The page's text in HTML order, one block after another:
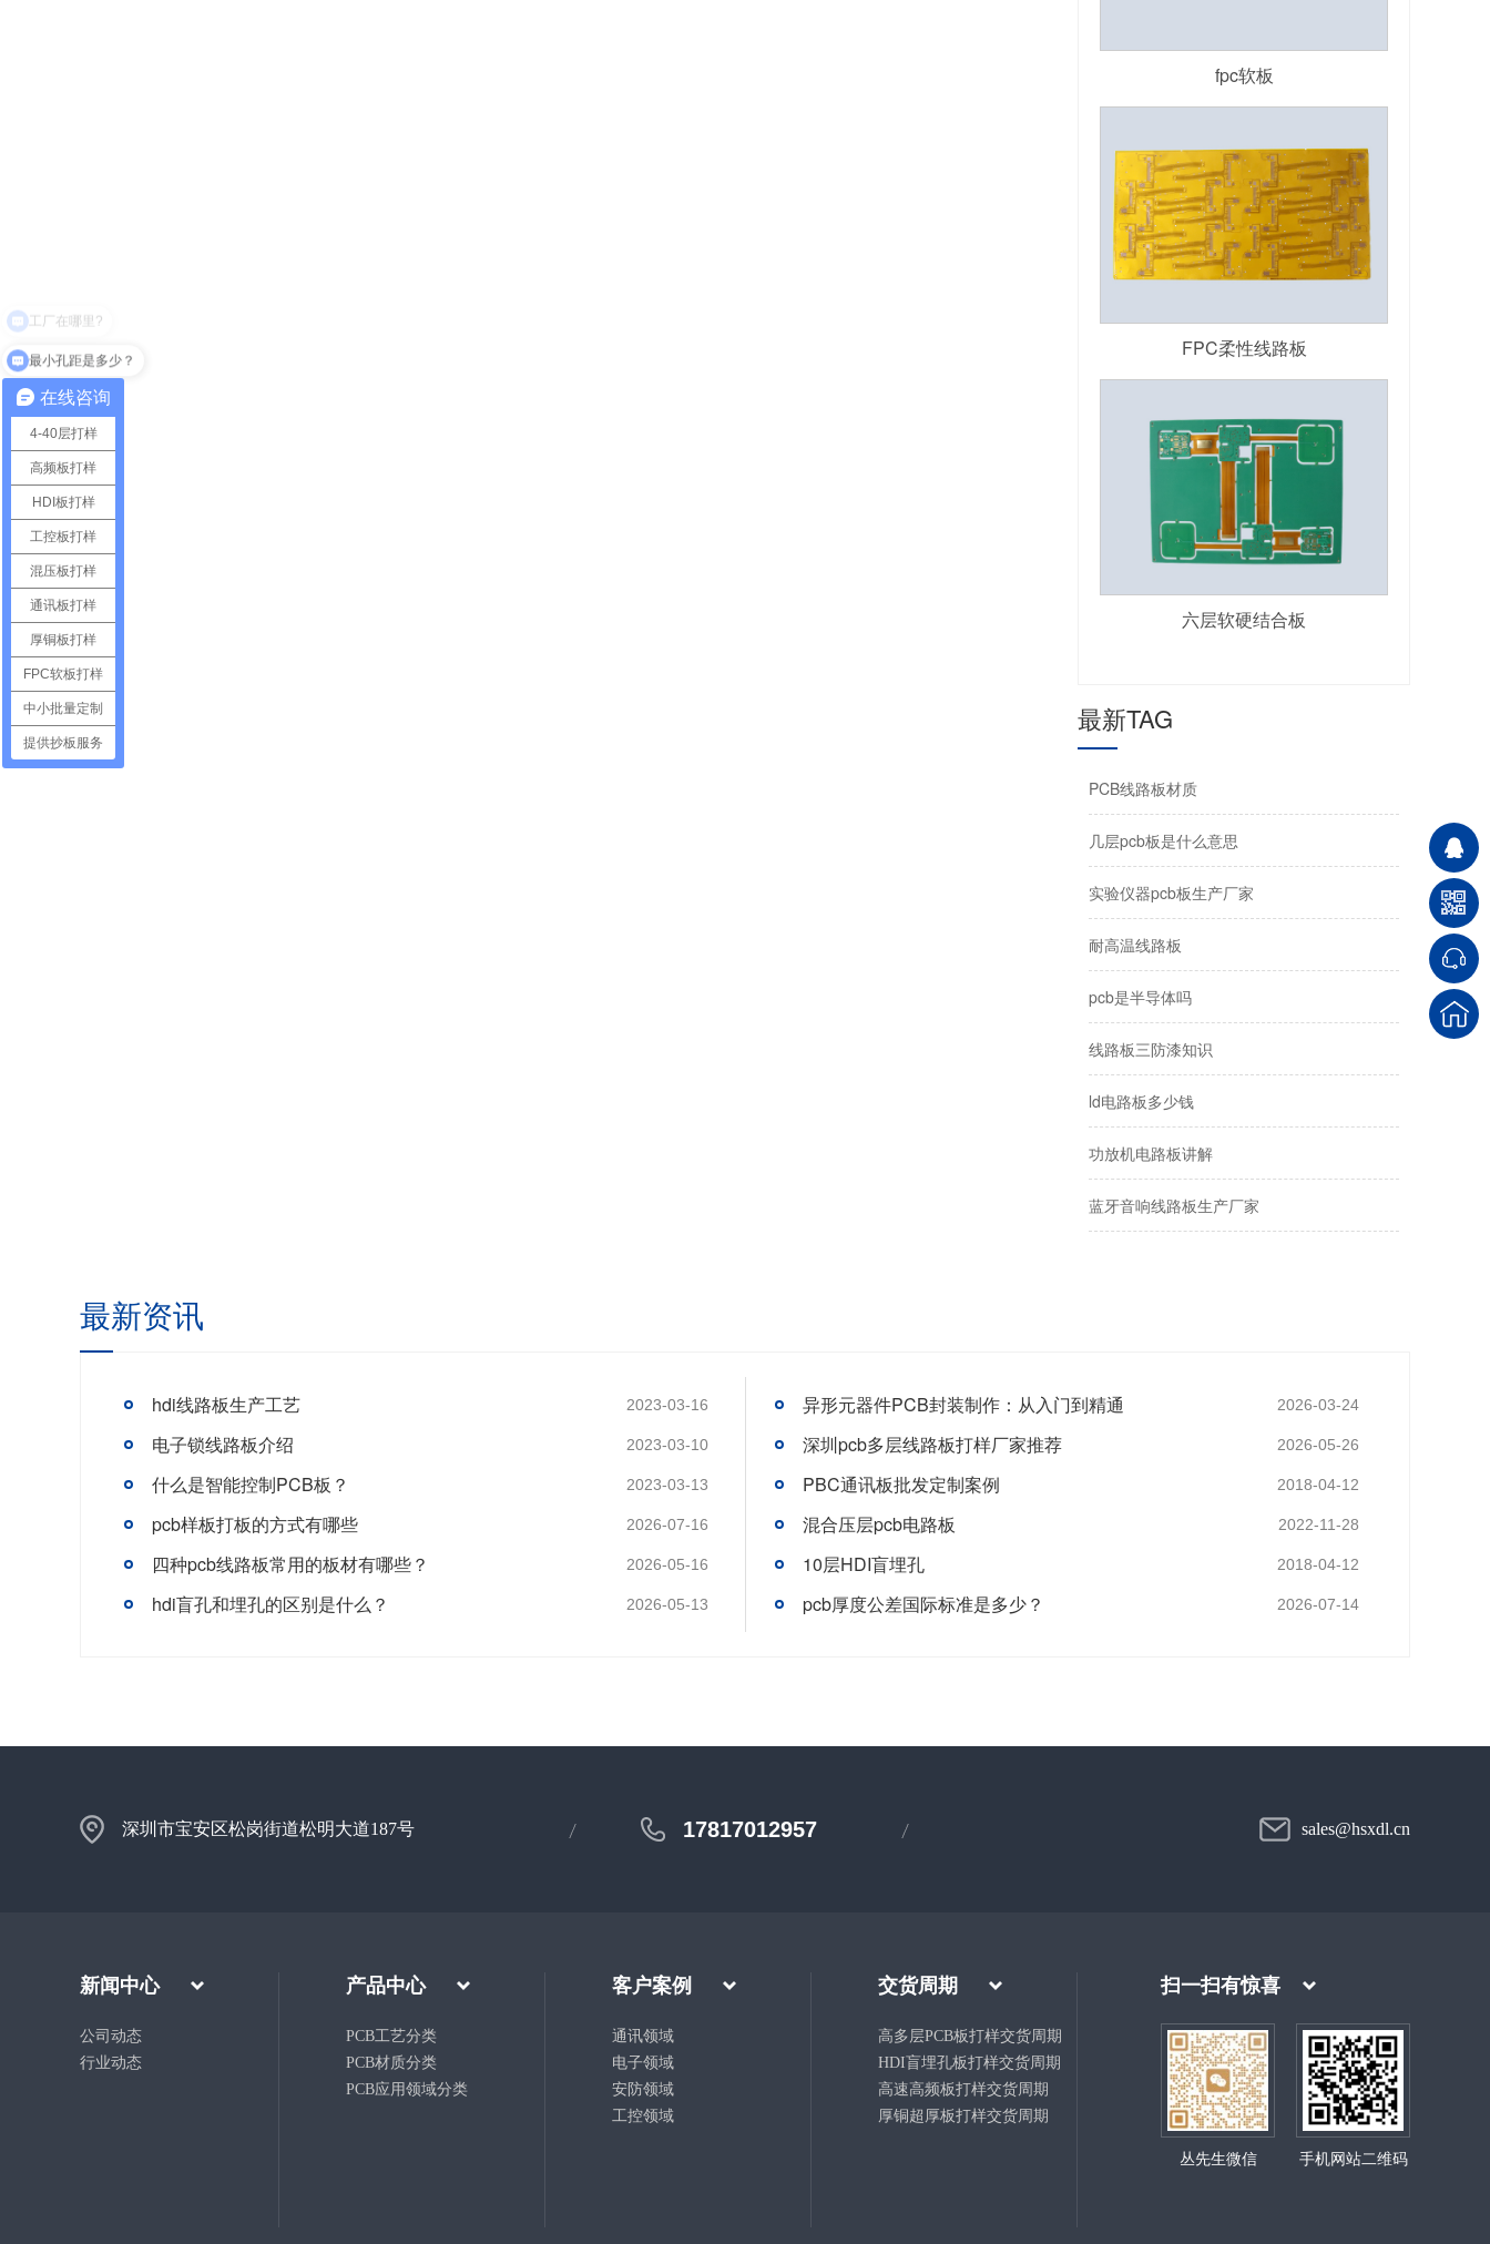
fpc软板
FPC柔性线路板
六层软硬结合板
最新TAG
PCB线路板材质
几层pcb板是什么意思
​实验仪器pcb板生产厂家
耐高温线路板
pcb是半导体吗
线路板三防漆知识
ld电路板多少钱
功放机电路板讲解
蓝牙音响线路板生产厂家
最新资讯
hdi线路板生产工艺 2023-03-16
电子锁线路板介绍 2023-03-10
什么是智能控制PCB板？ 2023-03-13
pcb样板打板的方式有哪些 2026-07-16
四种pcb线路板常用的板材有哪些？ 2026-05-16
hdi盲孔和埋孔的区别是什么？ 2026-05-13
异形元器件PCB封装制作：从入门到精通 2026-03-24
深圳pcb多层线路板打样厂家推荐 2026-05-26
PBC通讯板批发定制案例 2018-04-12
混合压层pcb电路板 2022-11-28
10层HDI盲埋孔 2018-04-12
pcb厚度公差国际标准是多少？ 2026-07-14
深圳市宝安区松岗街道松明大道187号 17817012957 sales@hsxdl.cn
新闻中心
公司动态
行业动态
产品中心
PCB工艺分类
PCB材质分类
PCB应用领域分类
客户案例
通讯领域
电子领域
安防领域
工控领域
交货周期
高多层PCB板打样交货周期
HDI盲埋孔板打样交货周期
高速高频板打样交货周期
厚铜超厚板打样交货周期
扫一扫有惊喜
丛先生微信 手机网站二维码
在线咨询
4-40层打样
高频板打样
HDI板打样
工控板打样
混压板打样
通讯板打样
厚铜板打样
FPC软板打样
中小批量定制
提供抄板服务
最小孔距是多少？